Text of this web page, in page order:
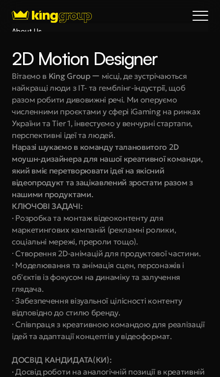
About Us
Services
Process
Coming Soon
King Interns
Legal
404
Book a call
2D Motion Designer
Вітаємо в King Group ー місці, де зустрічаються
найкращі люди з IT- та гемблінг-індустрії, щоб
разом робити дивовижні речі. Ми оперуємо
численними проєктами у сфері iGaming на ринках
України та Tier 1, інвестуємо у венчурні стартапи,
перспективні ідеї та людей.
Наразі шукаємо в команду талановитого 2D
моушн-дизайнера для нашої креативної команди,
який вміє перетворювати ідеї на якісний
відеопродукт та зацікавлений зростати разом з
нашими продуктами.
КЛЮЧОВІ ЗАДАЧІ:
· Розробка та монтаж відеоконтенту для
маркетингових кампаній (рекламні ролики,
соціальні мережі, прероли тощо).
· Створення 2D-анімацій для продуктової частини.
· Моделювання та анімація сцен, персонажів і
об'єктів із фокусом на динаміку та залучення
глядача.
· Забезпечення візуальної цілісності контенту
відповідно до стилю бренду.
· Співпраця з креативною командою для реалізації
ідей та адаптації концептів у відеоформат.
ДОСВІД КАНДИДАТА(КИ):
· Досвід роботи на аналогічній позиції в креативній